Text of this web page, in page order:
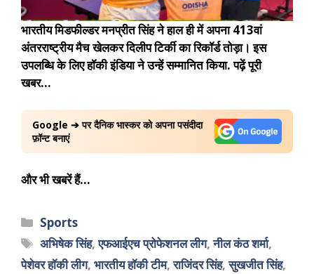
भारतीय मिडफील्डर मनप्रीत सिंह ने हाल ही में अपना 413वां
अंतरराष्ट्रीय मैच खेलकर दिलीप टिर्की का रिकॉर्ड तोड़ा। इस
उपलब्धि के लिए हॉकी इंडिया ने उन्हें सम्मानित किया.पढ़ें पूरी
खबर…
Google ➔ पर दैनिक भास्कर को अपना पसंदीदा
फ़ॉन्ट बनाएं
और भी खबरें हैं…
Sports
अभिषेक सिंह,एफआईएच प्रोफेशनल लीग,नील कंठ शर्मा,
पेशेवर हॉकी लीग, भारतीय हॉकी टीम,राजिंदर सिंह,सुखजीत सिंह,